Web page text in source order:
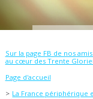
Sur la page FB de nos
au cœur des Trente
Page d'accueil
La France périphérique